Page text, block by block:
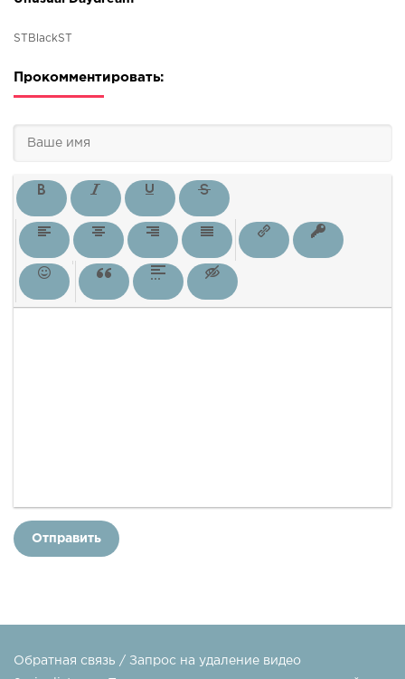
STBlackST
Прокомментировать:
Отправить
Обратная связь / Запрос на удаление видео